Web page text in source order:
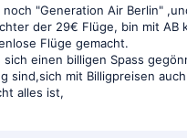
"Generation Air Berlin"
der 29€ Flüge, bin mit
Flüge gemacht.
einen billigen Spass
mit Billigpreisen
alles ist,